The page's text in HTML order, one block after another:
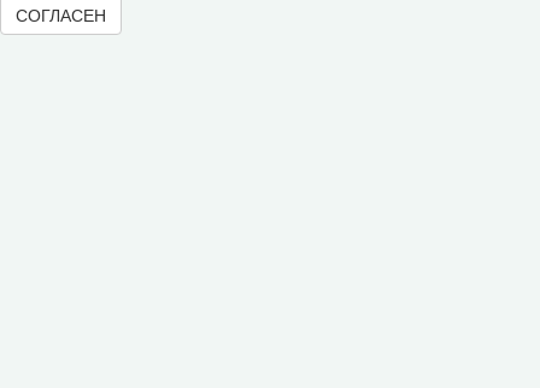
Памятка рецензенту
СОГЛАСЕН